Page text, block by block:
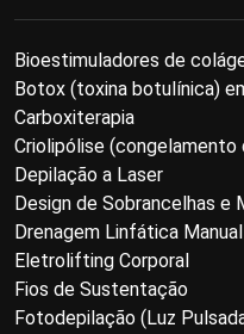
Bioestimuladores de
Botox (toxina botulínica)
Carboxiterapia
Criolipólise (congelamento
Depilação a Laser
Design de Sobrancelhas e
Drenagem Linfática Manual
Eletrolifting Corporal
Fios de Sustentação
Fotodepilação (Luz